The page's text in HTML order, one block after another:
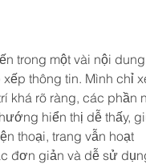
trong một vài nội dung
thông tin. Mình chỉ
khá rõ ràng, các phần
hiển thị dễ thấy,
thoại, trang vẫn hoạt
đơn giản và dễ sử